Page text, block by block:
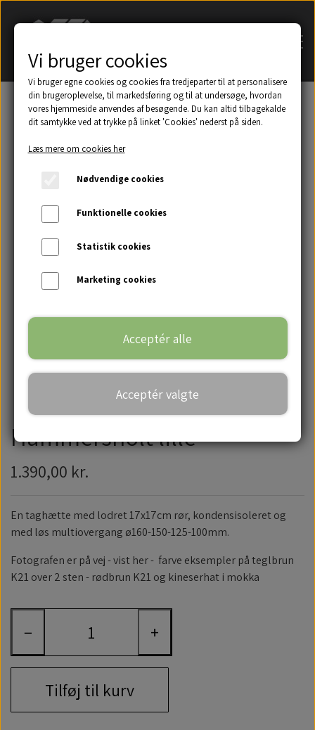
Søg på navn af tagsten
Et udsnit af eksempler på taghætter mm.
Galleri
Handelsbetingelser
Hammersholt lille
1.390,00 kr.
En taghætte med lodret 17x17cm rør, kondensisoleret og
med løs multiovergang ø160-150-125-100mm.
Fotografen er på vej - vist her - farve eksempler på teglbrun
K21 over 2 sten - rødbrun K21 og kineserhat i mokka
− +
Tilføj til kurv
Vi bruger cookies
Vi bruger egne cookies og cookies fra tredjeparter til at personalisere
din brugeroplevelse, til markedsføring og til at undersøge, hvordan
vores hjemmeside anvendes af besøgende. Du kan altid tilbagekalde
dit samtykke ved at trykke på linket 'Cookies' nederst på siden.
Læs mere om cookies her
Nødvendige cookies
Funktionelle cookies
Statistik cookies
Marketing cookies
Acceptér alle
Acceptér valgte